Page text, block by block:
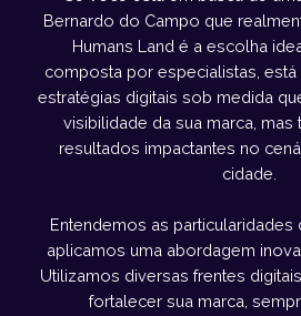
Bernardo do Campo que
Humans Land é a escolha
composta por especialistas, está
estratégias digitais sob medida
visibilidade da sua marca, mas
resultados impactantes no
cidade.
Entendemos as
aplicamos uma abordagem
Utilizamos diversas frentes
fortalecer sua marca,